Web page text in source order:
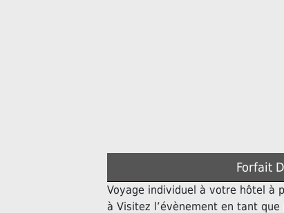
Forfait
Voyage individuel à votre hôtel à
à Visitez l’évènement en tant